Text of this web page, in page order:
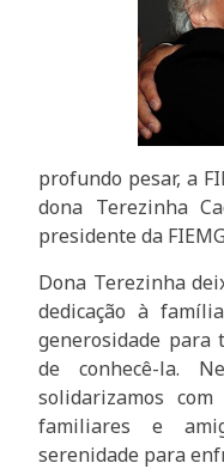
profundo pesar, a
dona Terezinha
presidente da
Dona Terezinha
dedicação à
generosidade
de conhecê-la.
solidarizamos
familiares e
serenidade para